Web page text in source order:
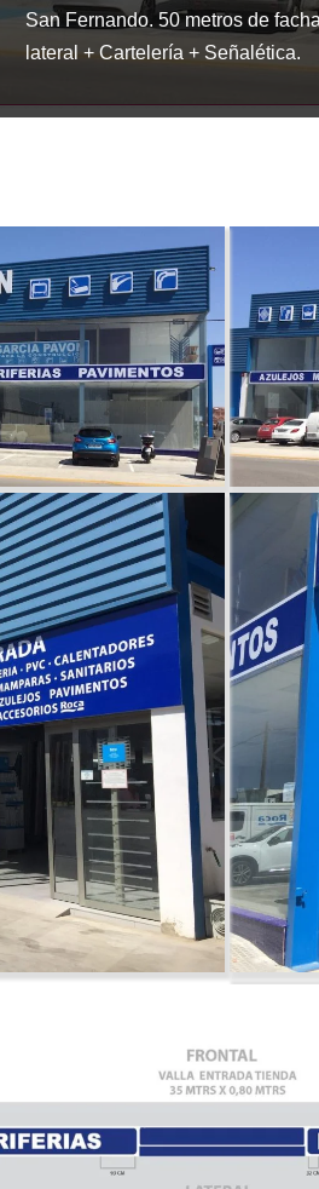
San Fernando. 50 metros de
lateral + Cartelería + Señalética.